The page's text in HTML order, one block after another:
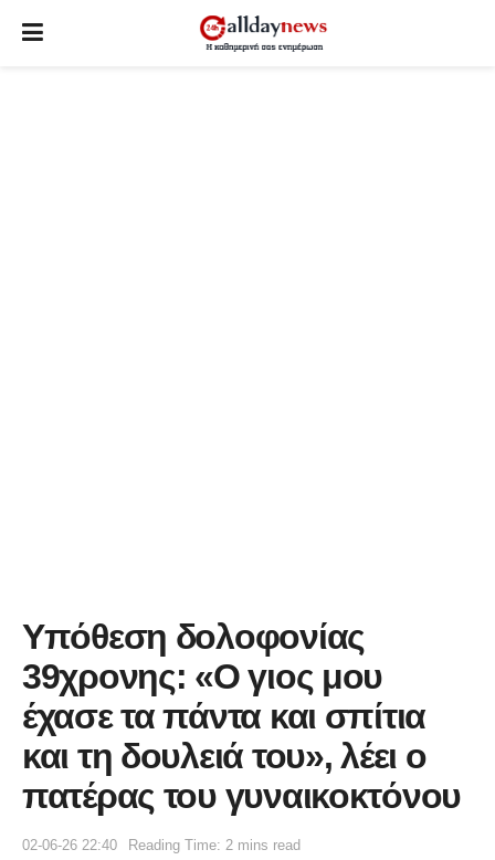
Υπόθεση δολοφονίας
39χρονης: «Ο γιος μου
έχασε τα πάντα και σπίτια
και τη δουλειά του», λέει ο
πατέρας του γυναικοκτόνου
02-06-26 22:40 Reading Time: 2 mins read